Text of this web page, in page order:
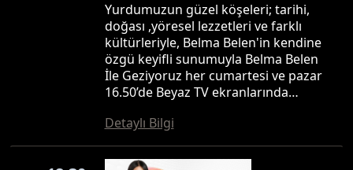
Yurdumuzun güzel köşeleri; tarihi,
doğası ,yöresel lezzetleri ve farklı
kültürleriyle, Belma Belen'in kendine
özgü keyifli sunumuyla Belma Belen
İle Geziyoruz her cumartesi ve pazar
16.50’de Beyaz TV ekranlarında…
Detaylı Bilgi